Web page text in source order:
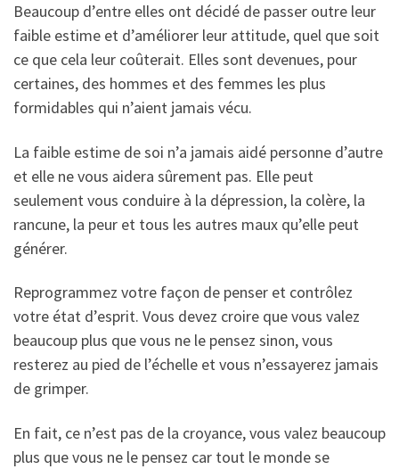
Beaucoup d’entre elles ont décidé de passer outre leur
faible estime et d’améliorer leur attitude, quel que soit
ce que cela leur coûterait. Elles sont devenues, pour
certaines, des hommes et des femmes les plus
formidables qui n’aient jamais vécu.
La faible estime de soi n’a jamais aidé personne d’autre
et elle ne vous aidera sûrement pas. Elle peut
seulement vous conduire à la dépression, la colère, la
rancune, la peur et tous les autres maux qu’elle peut
générer.
Reprogrammez votre façon de penser et contrôlez
votre état d’esprit. Vous devez croire que vous valez
beaucoup plus que vous ne le pensez sinon, vous
resterez au pied de l’échelle et vous n’essayerez jamais
de grimper.
En fait, ce n’est pas de la croyance, vous valez beaucoup
plus que vous ne le pensez car tout le monde se